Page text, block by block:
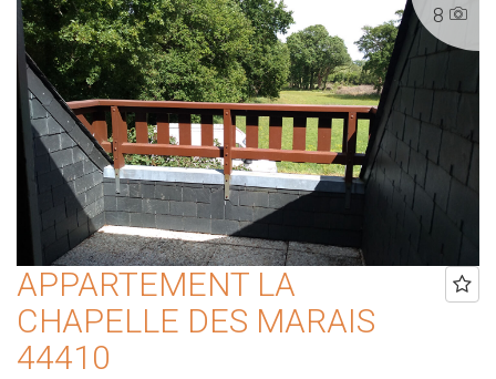
8
APPARTEMENT LA
CHAPELLE DES MARAIS
44410